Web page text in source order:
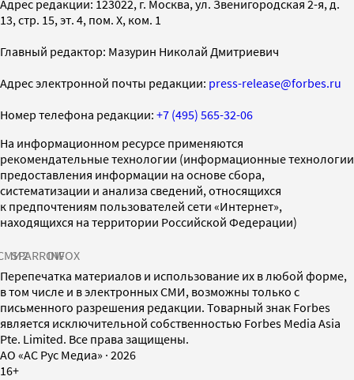
Адрес редакции: 123022, г. Москва, ул. Звенигородская 2-я, д.
13, стр. 15, эт. 4, пом. X, ком. 1
Главный редактор: Мазурин Николай Дмитриевич
Адрес электронной почты редакции: press-release@forbes.ru
Номер телефона редакции: +7 (495) 565-32-06
На информационном ресурсе применяются
рекомендательные технологии (информационные технологии
предоставления информации на основе сбора,
систематизации и анализа сведений, относящихся
к предпочтениям пользователей сети «Интернет»,
находящихся на территории Российской Федерации)
SPARROWINFOX
Перепечатка материалов и использование их в любой форме,
в том числе и в электронных СМИ, возможны только с
письменного разрешения редакции. Товарный знак Forbes
является исключительной собственностью Forbes Media Asia
Pte. Limited. Все права защищены.
AO «АС Рус Медиа» · 2026
16+